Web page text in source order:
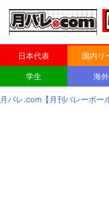
日本代表 国内リ
学生 海外
月バレ.com【月刊バレーボー